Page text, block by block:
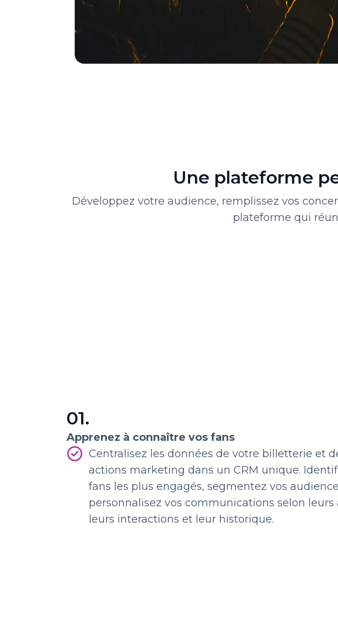
Une plateforme
Développez votre audience, remplissez vos
plateforme qui
01.
Apprenez à connaître vos fans
Centralisez les données de votre billetterie et
actions marketing dans un CRM unique.
fans les plus engagés, segmentez vos
personnalisez vos communications selon leurs
leurs interactions et leur historique.